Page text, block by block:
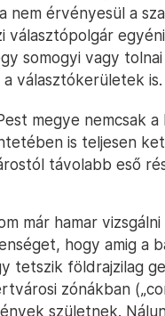
nem érvényesül a
választópolgár
somogyi vagy
választókerületek is.
megye nemcsak a
is teljesen
távolabb eső
már hamar
hogy amig a
tetszik földrajzilag
zónákban
születnek.